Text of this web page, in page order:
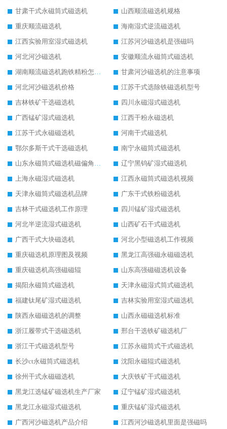
甘肃干式永磁筒式磁选机
山西顺流磁选机规格
重庆顺流磁选机
海南湿式逆流磁选机
江西实验用室湿式磁选机
江苏河沙磁选机是强磁吗
河北河沙磁选机
安徽顺流永磁筒式磁选机
湖南顺流磁选机跑铁精粉怎么处理
甘肃河沙磁选机的注意事项
河北河沙磁选机价格
江苏干式选除铁磁选机型号
吉林铁矿干选磁选机
四川永磁湿式磁选机
广西锰矿湿式磁选机
江西干粉永磁选机
江苏干式永磁磁选机
河南干式磁选机
鄂尔多斯干式干选磁选机
南宁永磁筒式磁选机
山东永磁筒式磁选机磁偏角怎么调整
辽宁黑钨矿湿式磁选机
上海永磁湿式磁选机
江西永磁筒式磁选机视频
天津永磁筒式磁选机品牌
广东干式铁粉磁选机
吉林干式磁选机工作原理
四川锰矿湿式磁选机
河北半逆流湿式磁选机
山西矿石干式磁选机
广西干式大块磁选机
河北小型磁选机工作视频
重庆磁选机原理图及视频
黑龙江高强磁永磁磁选机
重庆磁选机高强磁磁辊
山东高强磁磁选机设备
揭阳永磁筒式磁选机
天津永磁湿式筒式磁选机
福建钛尾矿湿式磁选机
吉林实验用室湿式磁选机
陕西永磁磁选机的调整
山西永磁磁选机标准
浙江履带式干选磁选机
邢台干选铁矿磁选机厂
浙江干式磁选机型号
江苏永磁筒式干式磁选机
长沙ct永磁筒式磁选机
沈阳永磁辊式磁选机
徐州干式永磁磁选机
大庆铁矿干式磁选机
黑龙江选锰矿磁选机生产厂家
辽宁锰矿湿式磁选机
黑龙江永磁湿式磁选机
重庆锰矿湿式磁选机
广西河沙磁选机产品介绍
江西河沙磁选机里面是强磁吗